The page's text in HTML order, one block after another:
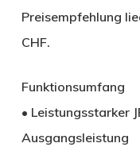
Preisempfehlung
CHF.
Funktionsumfang
• Leistungsstarker
Ausgangsleistung